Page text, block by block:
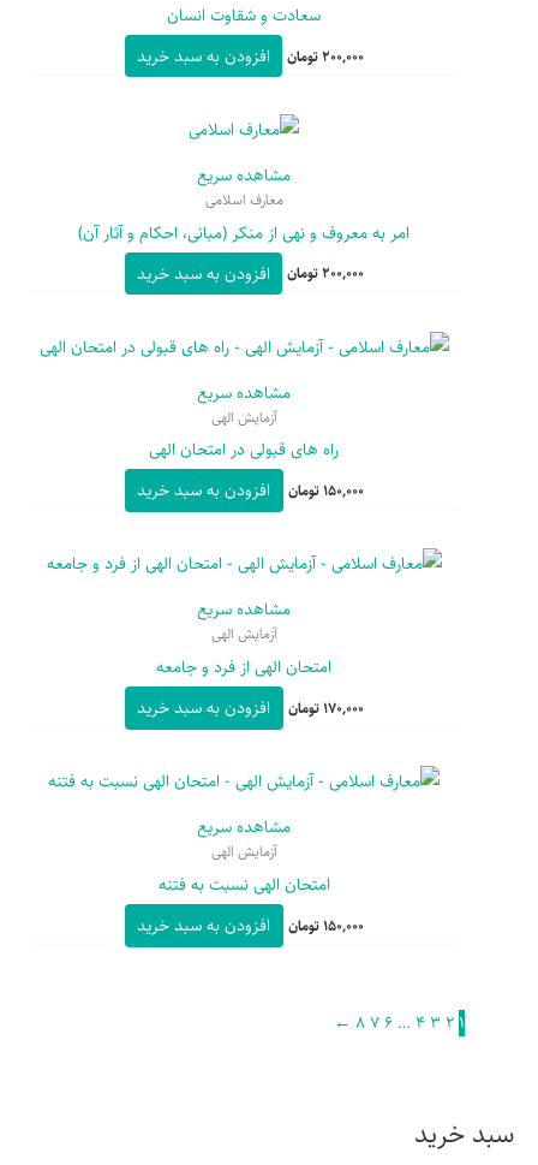
سبد خرید
ج
سعادت و شقاوت انسان
200,000تومان افزودن به سبد خرید
مشاهده سریع
معارف اسلامی
امر به معروف و نهی از منکر (مبانی، احکام و آثار آن)
200,000تومان افزودن به سبد خرید
مشاهده سریع
آزمایش الهی
راه های قبولی در امتحان الهی
150,000تومان افزودن به سبد خرید
مشاهده سریع
آزمایش الهی
امتحان الهی از فرد و جامعه
170,000تومان افزودن به سبد خرید
مشاهده سریع
آزمایش الهی
امتحان الهی نسبت به فتنه
150,000تومان افزودن به سبد خرید
۱ ۲ ۳ ۴ … ۶ ۷۸ ←